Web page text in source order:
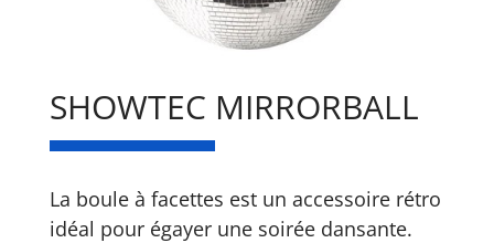
SHOWTEC MIRRORBALL
La boule à facettes est un accessoire rétro
idéal pour égayer une soirée dansante.